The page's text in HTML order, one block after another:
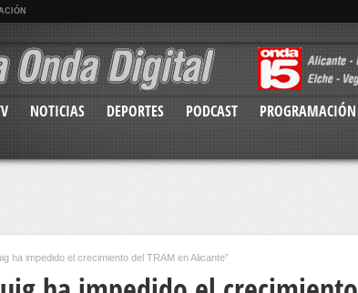
NOTICIAS DEPORTES PODCAST PROGRAMACIÓN
ha impedido el crecimiento del TRAM en Alicante”